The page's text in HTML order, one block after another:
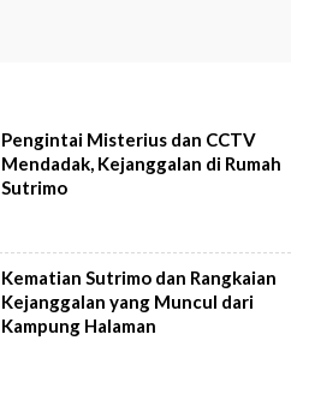
Pengintai Misterius dan CCTV
Mendadak, Kejanggalan di Rumah
Sutrimo
Kematian Sutrimo dan Rangkaian
Kejanggalan yang Muncul dari
Kampung Halaman